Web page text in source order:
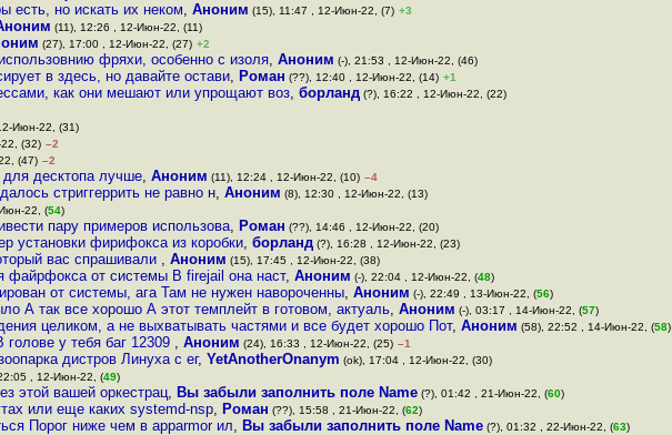
есть, но искать их неком, Аноним (15), 11:47 , 12-Июн-22, (7) +3
(11), 12:26 , 12-Июн-22, (11)
(27), 17:00 , 12-Июн-22, (27) +2
фряхи, особенно с изоля, Аноним (-), 21:53 , 12-Июн-22, (46)
в здесь, но давайте остави, Роман (??), 12:40 , 12-Июн-22, (14) +1
как они мешают или упрощают воз, борланд (?), 16:22 , 12-Июн-22, (22)
Июн-22, (31)
(32) –2
(47) –2
десктопа лучше, Аноним (11), 12:24 , 12-Июн-22, (10) –4
стриггеррить не равно н, Аноним (8), 12:30 , 12-Июн-22, (13)
22, (54)
пару примеров использова, Роман (??), 14:46 , 12-Июн-22, (20)
установки фирифокса из коробки, борланд (?), 16:28 , 12-Июн-22, (23)
вас спрашивали , Аноним (15), 17:45 , 12-Июн-22, (38)
файрфокса от системы В firejail она наст, Аноним (-), 22:04 , 12-Июн-22, (48)
от системы, ага Там не нужен навороченны, Аноним (-), 22:49 , 13-Июн-22, (56)
А так все хорошо А этот темплейт в готовом, актуаль, Аноним (-), 03:17 , 14-Июн-22, (57)
целиком, а не выхватывать частями и все будет хорошо Пот, Аноним (58), 22:52 , 14-Июн-22, (58)
у тебя баг 12309 , Аноним (24), 16:33 , 12-Июн-22, (25) –1
дистров Линуха с ег, YetAnotherOnanym (ok), 17:04 , 12-Июн-22, (30)
, 12-Июн-22, (49)
этой вашей оркестрац, Вы забыли заполнить поле Name (?), 01:42 , 21-Июн-22, (60)
или еще каких systemd-nsp, Роман (??), 15:58 , 21-Июн-22, (62)
Порог ниже чем в apparmor ил, Вы забыли заполнить поле Name (?), 01:32 , 22-Июн-22, (63)